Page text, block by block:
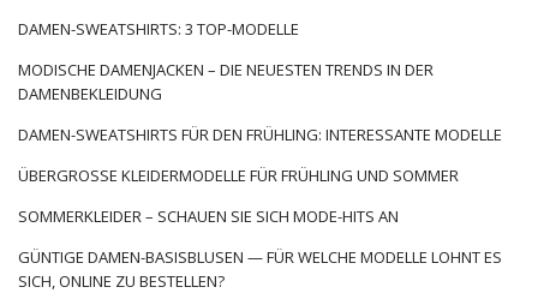
Sie werden diese Kleidungslinie wegen ihres ungezeichneten
Designs, ihrer universellen Designs und ihrer praktischen
Anwendung lieben – sie werden fast überall funktionieren.
DAMEN-SWEATSHIRTS: 3 TOP-MODELLE
MODISCHE DAMENJACKEN – DIE NEUESTEN TRENDS IN DER
DAMENBEKLEIDUNG
DAMEN-SWEATSHIRTS FÜR DEN FRÜHLING: INTERESSANTE MODELLE
ÜBERGROSSE KLEIDERMODELLE FÜR FRÜHLING UND SOMMER
SOMMERKLEIDER – SCHAUEN SIE SICH MODE-HITS AN
GÜNTIGE DAMEN-BASISBLUSEN — FÜR WELCHE MODELLE LOHNT ES
SICH, ONLINE ZU BESTELLEN?